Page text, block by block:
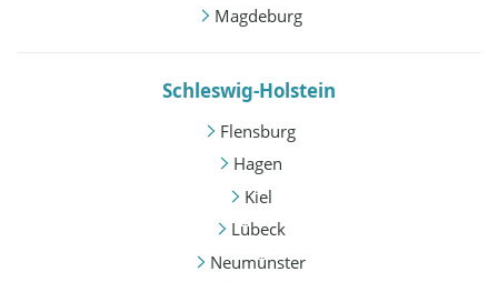
Magdeburg
Schleswig-Holstein
Flensburg
Hagen
Kiel
Lübeck
Neumünster